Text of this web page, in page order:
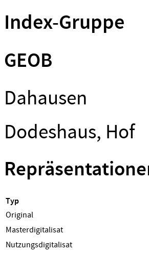
Index-Gruppe
GEOB
Dahausen
Dodeshaus, Hof
Typ
Original
Masterdigitalisat
Nutzungsdigitalisat